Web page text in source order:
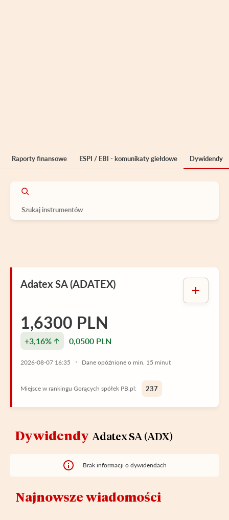
Raporty finansowe ESPI / EBI - komunikaty giełdowe Dywidendy
Adatex SA (ADATEX)
1,6300 PLN
+3,16% 0,0500 PLN
2026-08-07 16:35 Dane opóźnione o min. 15 minut
Miejsce w rankingu Gorących spółek PB.pl: 237
Dywidendy Adatex SA (ADX)
Brak informacji o dywidendach
Najnowsze wiadomości